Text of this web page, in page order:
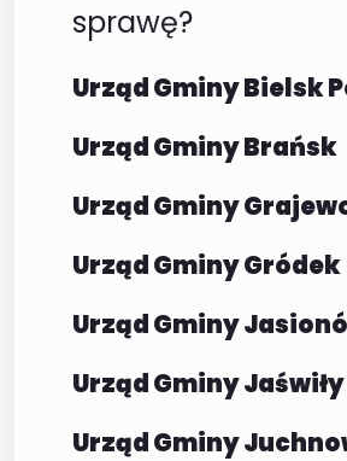
sprawę?
Urząd Gminy Bielsk
Urząd Gminy Brańsk
Urząd Gminy
Urząd Gminy Gródek
Urząd Gminy
Urząd Gminy Jaświły
Urząd Gminy